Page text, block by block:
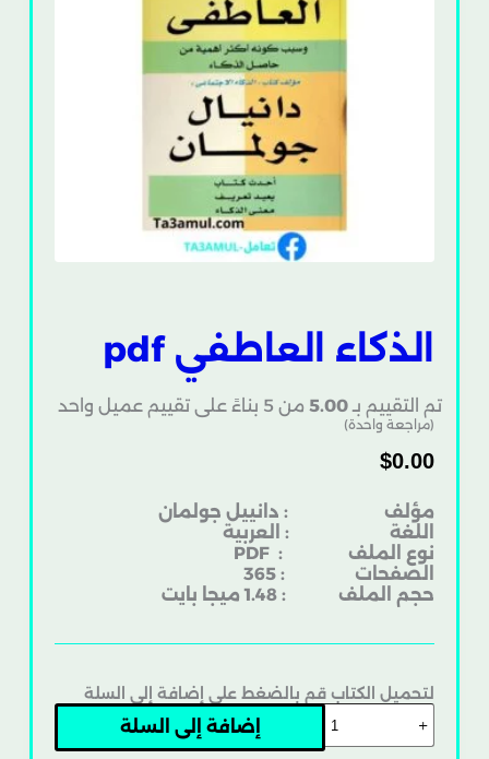
الذكاء العاطفي pdf
تم التقييم بـ5.00 من 5 بناءً على تقييم عميل واحد
(مراجعة واحدة)
$0.00
مؤلف : دانييل جولمان
اللغة : العربية
نوع الملف: PDF
الصفحات : 365
حجم الملف : 1.48 ميجا بايت
لتحميل الكتاب قم بالضغط على إضافة إلى السلة
إضافة إلى السلة